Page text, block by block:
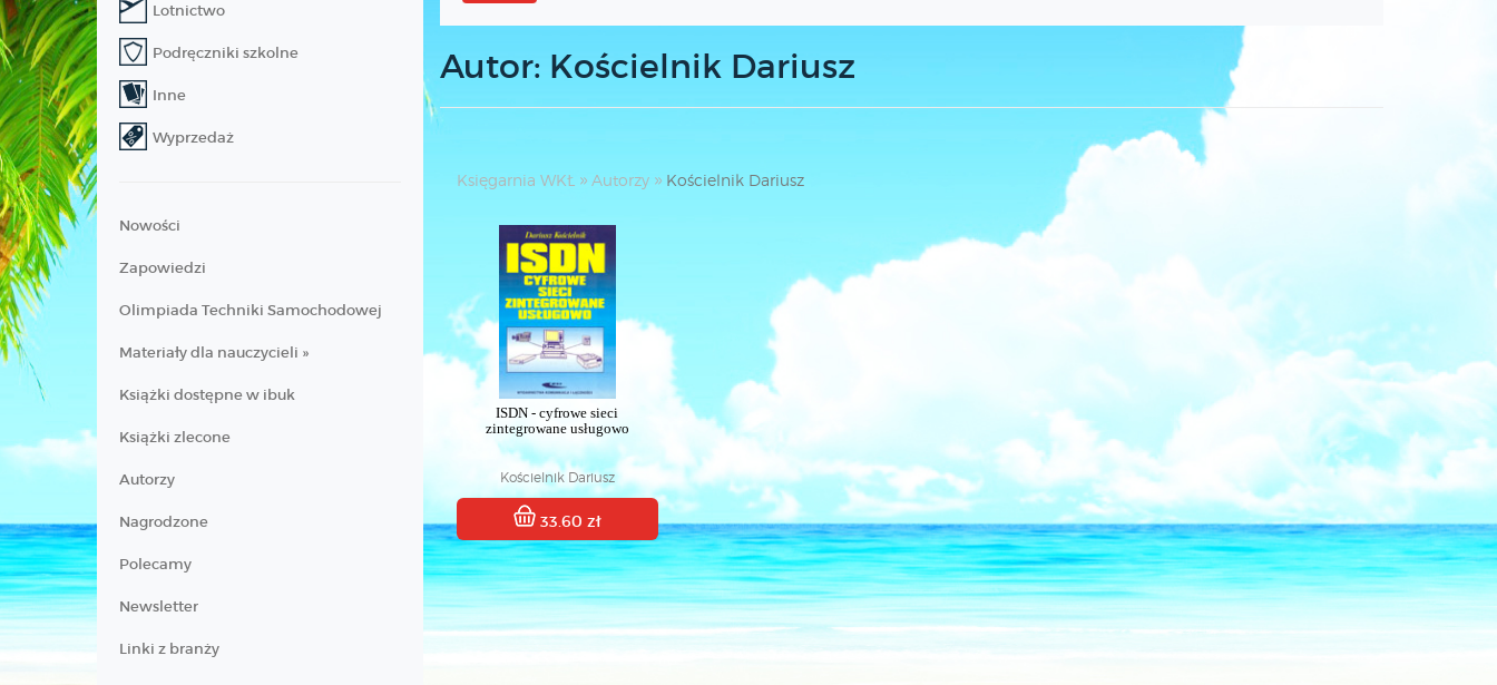
Lotnictwo
Podręczniki szkolne
Inne
Wyprzedaż
Nowości
Zapowiedzi
Olimpiada Techniki Samochodowej
Materiały dla nauczycieli »
Książki dostępne w ibuk
Książki zlecone
Autorzy
Nagrodzone
Polecamy
Newsletter
Linki z branży
Autor: Kościelnik Dariusz
Księgarnia WKŁ Autorzy Kościelnik Dariusz
ISDN - cyfrowe sieci
zintegrowane usługowo
Kościelnik Dariusz
33.60 zł